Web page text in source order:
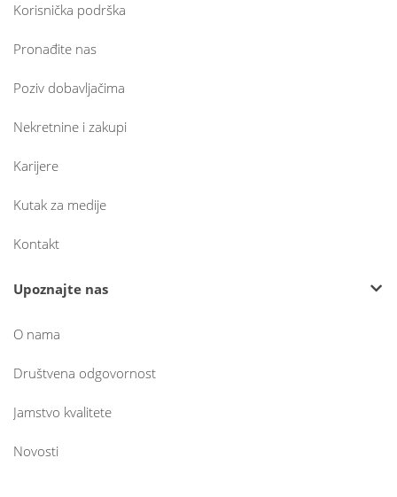
Korisnička podrška
Pronađite nas
Poziv dobavljačima
Nekretnine i zakupi
Karijere
Kutak za medije
Kontakt
Upoznajte nas
O nama
Društvena odgovornost
Jamstvo kvalitete
Novosti